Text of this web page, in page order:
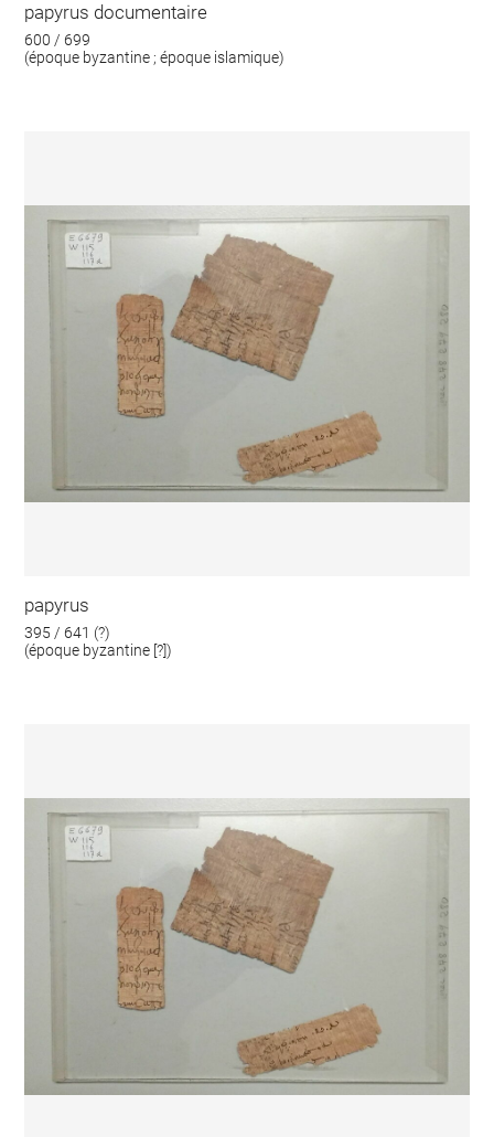
papyrus documentaire
600 / 699
(époque byzantine ; époque islamique)
papyrus
395 / 641 (?)
(époque byzantine [?])